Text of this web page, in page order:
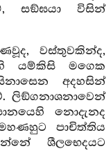
සඞ්ඝයා විසින්
වස්තුවකින්ද,
යම්කිසි මගෙක
අදහසින්
ලිඞ්ගනාශනාවෙන්
නොදැනද
පාචිත්තිය
ශීලභෙදයට